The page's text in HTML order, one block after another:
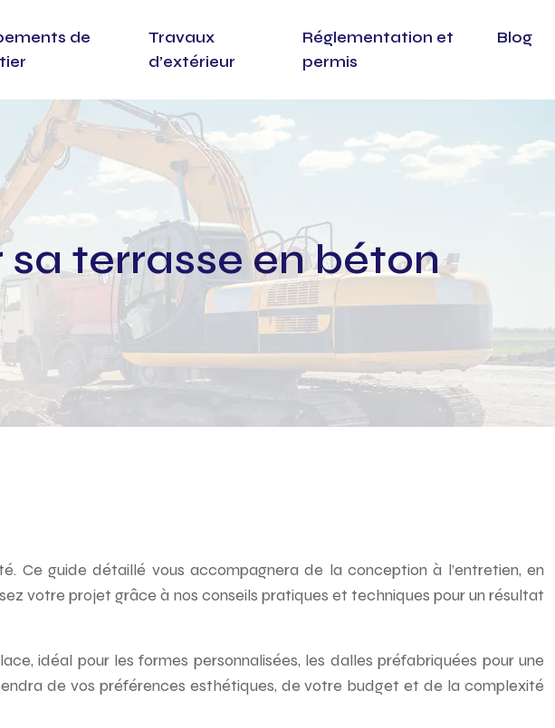
de
Travaux
d’extérieur
Réglementation et
permis
Blog
terrasse en béton
Ce guide détaillé vous accompagnera de la conception à l’entretien, en
votre projet grâce à nos conseils pratiques et techniques pour un résultat
idéal pour les formes personnalisées, les dalles préfabriquées pour une
de vos préférences esthétiques, de votre budget et de la complexité